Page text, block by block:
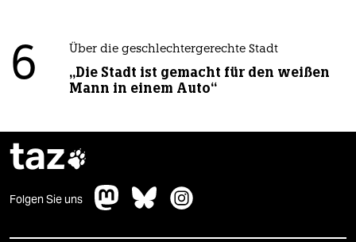
6 Über die geschlechtergerechte Stadt
„Die Stadt ist gemacht für den weißen
Mann in einem Auto“
taz
Folgen Sie uns